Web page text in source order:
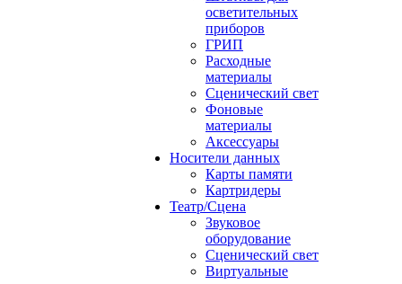
осветительных
приборов
ГРИП
Расходные
материалы
Сценический свет
Фоновые
материалы
Аксессуары
Носители данных
Карты памяти
Картридеры
Театр/Сцена
Звуковое
оборудование
Сценический свет
Виртуальные